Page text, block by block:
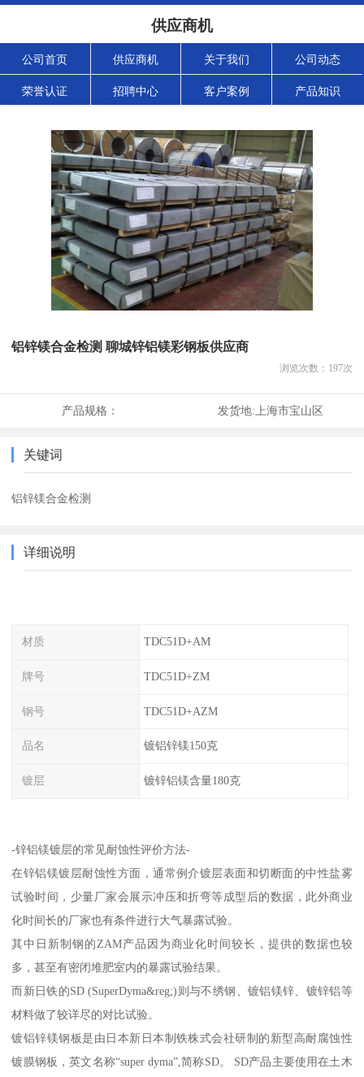
供应商机
公司首页 供应商机 关于我们 公司动态
荣誉认证 招聘中心 客户案例 产品知识
铝锌镁合金检测 聊城锌铝镁彩钢板供应商
浏览次数： 197次
产品规格： 发货地: 上海市宝山区
关键词
铝锌镁合金检测
详细说明
材质 TDC51D+AM
牌号 TDC51D+ZM
钢号 TDC51D+AZM
品名 镀铝锌镁150克
镀层 镀锌铝镁含量180克
-锌铝镁镀层的常见耐蚀性评价方法-
在锌铝镁镀层耐蚀性方面，通常例介镀层表面和切断面的中性盐雾
试验时间，少量厂家会展示冲压和折弯等成型后的数据，此外商业
化时间长的厂家也有条件进行大气暴露试验。
其中日新制钢的ZAM产品因为商业化时间较长，提供的数据也较
多，甚至有密闭堆肥室内的暴露试验结果。
而新日铁的SD (SuperDyma&reg;)则与不绣钢、镀铝镁锌、镀锌铝等
材料做了较详尽的对比试验。
镀铝锌镁钢板是由日本新日本制铁株式会社研制的新型高耐腐蚀性
镀膜钢板，英文名称“super dyma”,简称SD。 SD产品主要使用在土木